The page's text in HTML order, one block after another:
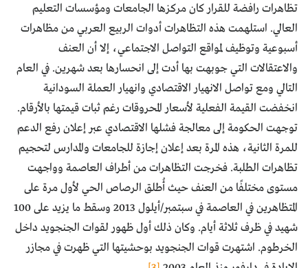
تظاهرات رافضة للقرار كان مركزها الجامعات ومؤسسات التعليم
العالي. استلهمت هذه التظاهرات أدوات الربيع العربي من مظاهرات
أسبوعية وتوظيف لمواقع التواصل الاجتماعي، إلا أن العنف
والاعتقالات التي جوبهت بها أدت إلى انحسارها بعد شهرين. في العام
التالي ومع تواصل الانهيار الاقتصادي وانهيار العملة السودانية
انخفضت القيمة الفعلية لأسعار المحروقات رغم ثبات قيمتها بالأرقام.
توجهت الحكومة إلى معالجة فشلها الاقتصادي عبر إعلان رفع الدعم
للمرة الثانية، هذه المرة بعد إعلان إجازة للجامعات والمدارس لتحجيم
تظاهرات الطلبة. فخرجت التظاهرات من أطراف العاصمة وواجهت
مستوى مختلفًا من العنف حيث أُطلق الرصاص الحي لأول مرة على
المتظاهرين في العاصمة في سبتمبر/أيلول 2013 وسقط ما يزيد على 100
شهيد في ظرف ثلاثة أيام. وكان ذلك أول ظهور لقوات الجنجويد داخل
الخرطوم. اشتهرت قوات الجنجويد بوحشيتها التي ظهرت في مجازر